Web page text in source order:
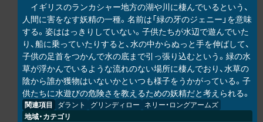
イギリスのランカシャー地方の湖や川に棲んでいるという、
人間に害をなす妖精の一種。名前は「緑の牙のジェニー」を意味
する。姿ははっきりしていない。子供たちが水辺で遊んでいた
り、船に乗っていたりすると、水の中からぬっと手を伸ばして、
子供の足首をつかんで水の底まで引っ張り込むという。緑の水
草が浮かんでいるような流れのない場所に棲んでおり、水草の
陰から誰か獲物はいないかといつも様子をうかがっている。子
供たちに水遊びの危険さを教えるための妖精だと考えられる。
関連項目 ダラント グリンディロー ネリー・ロングアームズ
地域・カテゴリ